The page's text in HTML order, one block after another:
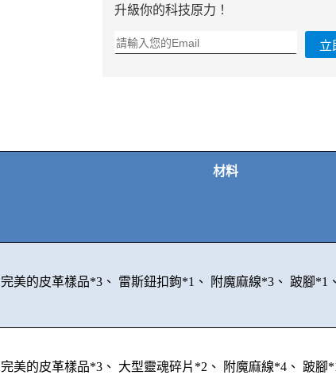
升級你的科技原力！
立
材料
完美的皮革樣品*3、 雷斯鈕扣鉤*1、 附魔麻線*3、 跛腳*1
完美的皮革樣品*3、 大型靈魂碎片*2、 附魔麻線*4、 跛腳